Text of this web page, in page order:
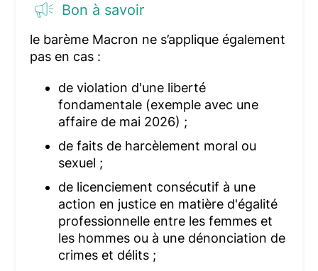
Bon à savoir
le barème Macron ne s’applique également
pas en cas :
de violation d'une liberté
fondamentale (exemple avec une
affaire de mai 2026) ;
de faits de harcèlement moral ou
sexuel ;
de licenciement consécutif à une
action en justice en matière d'égalité
professionnelle entre les femmes et
les hommes ou à une dénonciation de
crimes et délits ;